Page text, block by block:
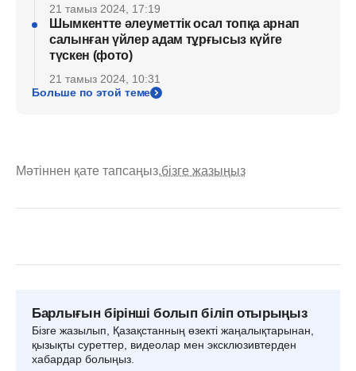
21 тамыз 2024, 17:19
Шымкентте әлеуметтік осал топқа арнап
салынған үйлер адам тұрғысыз күйге
түскен (фото)
21 тамыз 2024, 10:31
Больше по этой теме
Мәтіннен қате тапсаңыз,бізге жазыңыз
Барлығын бірінші болып біліп отырыңыз
Бізге жазылып, Қазақстанның өзекті жаңалықтарынан,
қызықты суреттер, видеолар мен эксклюзивтерден
хабардар болыңыз.